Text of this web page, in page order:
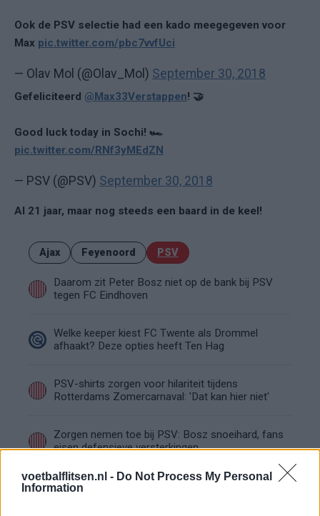
voetbalflitsen.nl - Do Not Process My Personal
Information
Ook de PSV selectie had een kado meegegeven voor
Max pic.twitter.com/pbc7vvfUci
— Olav Mol (@Olav_Mol) September 30, 2018
Gefeliciteerd @Max33Verstappen! 🤝
Good luck today in Sochi! 🏎
pic.twitter.com/RNf3yMEdZN
— PSV (@PSV) September 30, 2018
Al 21 jaar, maar nog steeds een baard in de keel!
Ajax Feyenoord PSV
Daarom zit Peter Bosz niet op de bank bij PSV
tegen FC Eindhoven
Welke keeper kiest FC Twente als Drommel
afhaakt? Deze opties heeft Ten Hag
PSV-shirts zorgen voor hilariteit tijdens
Rotterdams Zomercarnaval: 'Dat kan hier niet'
Zorgen nemen toe bij PSV: Bosz snoeihard, fans
eisen defensieve versterkingen
Ooit de toekomst van PSV, nu op weg naar de